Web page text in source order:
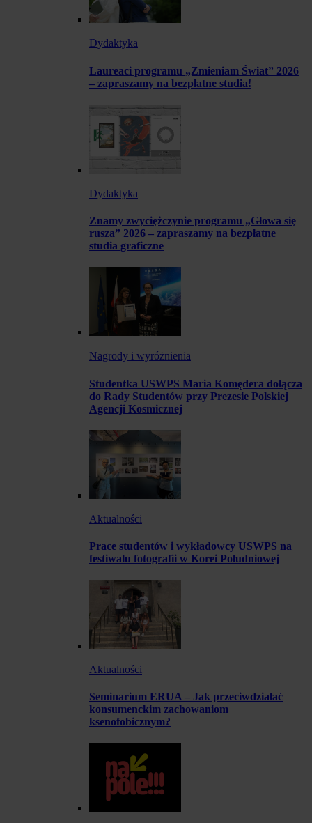
Dydaktyka
Laureaci programu „Zmieniam Świat” 2026
– zapraszamy na bezpłatne studia!
Dydaktyka
Znamy zwyciężczynie programu „Głowa się
rusza” 2026 – zapraszamy na bezpłatne
studia graficzne
Nagrody i wyróżnienia
Studentka USWPS Maria Komędera dołącza
do Rady Studentów przy Prezesie Polskiej
Agencji Kosmicznej
Aktualności
Prace studentów i wykładowcy USWPS na
festiwalu fotografii w Korei Południowej
Aktualności
Seminarium ERUA – Jak przeciwdziałać
konsumenckim zachowaniom
ksenofobicznym?